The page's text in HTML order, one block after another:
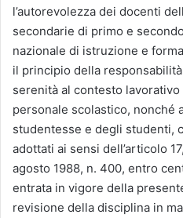
l’autorevolezza dei docenti
secondarie di primo e
nazionale di istruzione e
il principio della
serenità al contesto
personale scolastico, nonché
studentesse e degli studenti,
adottati ai sensi dell’articolo
agosto 1988, n. 400, entro
entrata in vigore della
revisione della disciplina in